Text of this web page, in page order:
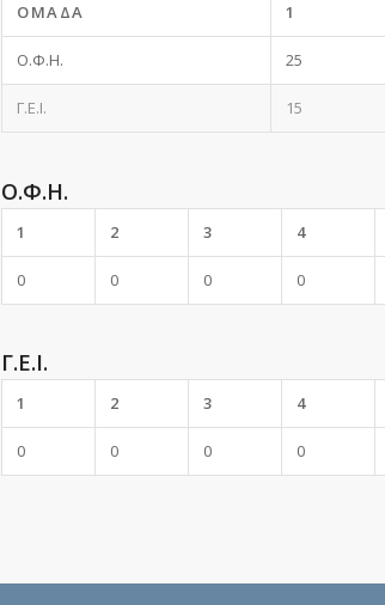
ΟΜΆΔΑ 1
Ο.Φ.Η. 25
Γ.Ε.Ι. 15
Ο.Φ.Η.
1 2 3 4
0 0 0 0
Γ.Ε.Ι.
1 2 3 4
0 0 0 0